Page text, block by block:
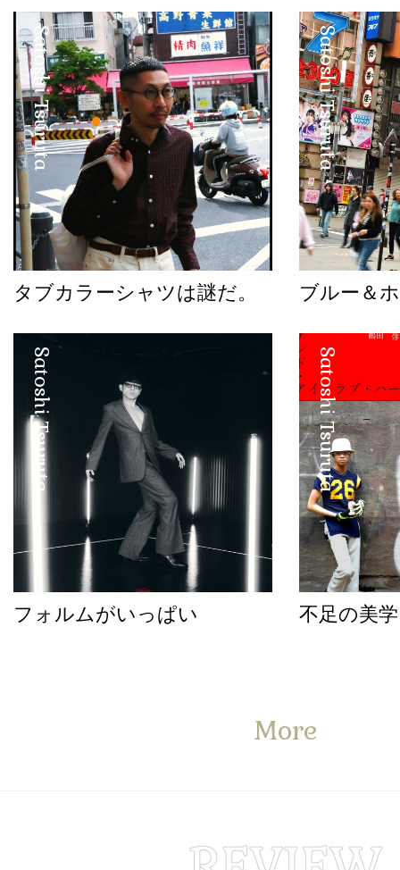
Satoshi Tsuruta
タブカラーシャツは謎だ。
Satoshi Tsuruta
ブルー＆
Satoshi Tsuruta
フォルムがいっぱい
Satoshi Tsuruta
不足の美学
More